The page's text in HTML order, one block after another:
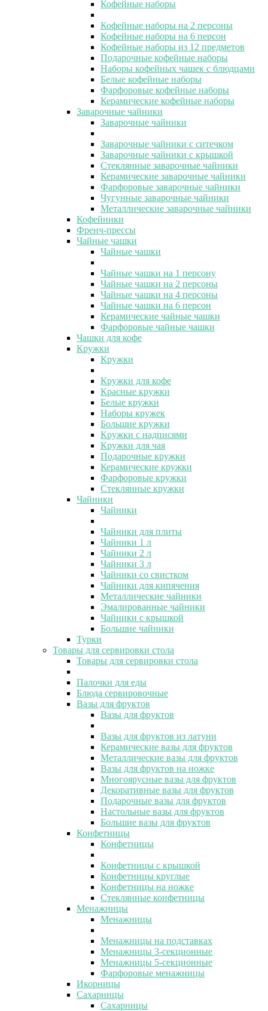
Кофейные наборы
Кофейные наборы на 2 персоны
Кофейные наборы на 6 персон
Кофейные наборы из 12 предметов
Подарочные кофейные наборы
Наборы кофейных чашек с блюдцами
Белые кофейные наборы
Фарфоровые кофейные наборы
Керамические кофейные наборы
Заварочные чайники
Заварочные чайники
Заварочные чайники с ситечком
Заварочные чайники с крышкой
Стеклянные заварочные чайники
Керамические заварочные чайники
Фарфоровые заварочные чайники
Чугунные заварочные чайники
Металлические заварочные чайники
Кофейники
Френч-прессы
Чайные чашки
Чайные чашки
Чайные чашки на 1 персону
Чайные чашки на 2 персоны
Чайные чашки на 4 персоны
Чайные чашки на 6 персон
Керамические чайные чашки
Фарфоровые чайные чашки
Чашки для кофе
Кружки
Кружки
Кружки для кофе
Красные кружки
Белые кружки
Наборы кружек
Большие кружки
Кружки с надписями
Кружки для чая
Подарочные кружки
Керамические кружки
Фарфоровые кружки
Стеклянные кружки
Чайники
Чайники
Чайники для плиты
Чайники 1 л
Чайники 2 л
Чайники 3 л
Чайники со свистком
Чайники для кипячения
Металлические чайники
Эмалированные чайники
Чайники с крышкой
Большие чайники
Турки
Товары для сервировки стола
Товары для сервировки стола
Палочки для еды
Блюда сервировочные
Вазы для фруктов
Вазы для фруктов
Вазы для фруктов из латуни
Керамические вазы для фруктов
Металлические вазы для фруктов
Вазы для фруктов на ножке
Многоярусные вазы для фруктов
Декоративные вазы для фруктов
Подарочные вазы для фруктов
Настольные вазы для фруктов
Большие вазы для фруктов
Конфетницы
Конфетницы
Конфетницы с крышкой
Конфетницы круглые
Конфетницы на ножке
Стеклянные конфетницы
Менажницы
Менажницы
Менажницы на подставках
Менажницы 3-секционные
Менажницы 5-секционные
Фарфоровые менажницы
Икорницы
Сахарницы
Сахарницы